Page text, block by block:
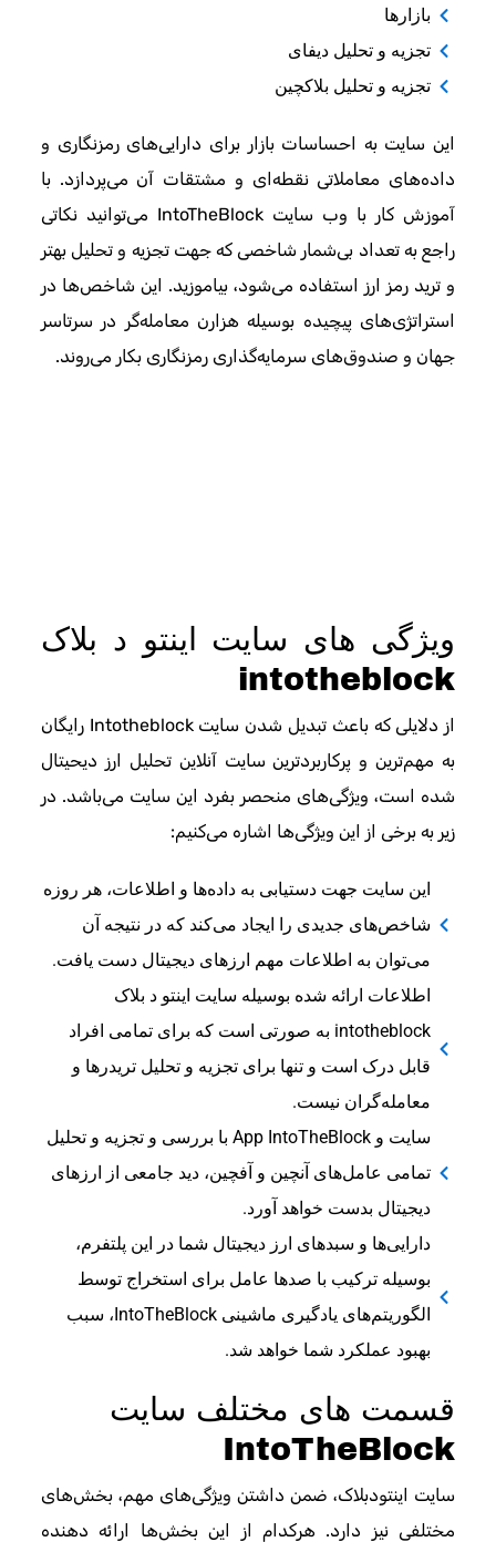
بازارها
تجزیه و تحلیل دیفای
تجزیه و تحلیل بلاکچین
این سایت به احساسات بازار برای دارایی‌های رمزنگاری و
داده‌های معاملاتی نقطه‌ای و مشتقات آن می‌پردازد. با
آموزش کار با وب سایت IntoTheBlock می‌توانید نکاتی
راجع به تعداد بی‌شمار شاخصی که جهت تجزیه و تحلیل بهتر
و ترید رمز ارز استفاده می‌شود، بیاموزید. این شاخص‌ها در
استراتژی‌های پیچیده بوسیله هزارن معامله‌گر در سرتاسر
جهان و صندوق‌های سرمایه‌گذاری رمزنگاری بکار می‌روند.
ویژگی های سایت اینتو د بلاک
intotheblock
از دلایلی که باعث تبدیل شدن سایت Intotheblock رایگان
به مهم‌ترین و پرکاربردترین سایت‌ آنلاین تحلیل ارز دیحیتال
شده است، ویژگی‌های منحصر بفرد این سایت می‌باشد. در
زیر به برخی از این ویژگی‌ها اشاره می‌کنیم:
این سایت جهت دستیابی به داده‌ها و اطلاعات، هر روزه
شاخص‌های جدیدی را ایجاد می‌کند که در نتیجه آن
می‌توان به اطلاعات مهم ارزهای دیجیتال دست یافت.
اطلاعات ارائه شده بوسیله سایت اینتو د بلاک
intotheblock به صورتی است که برای تمامی افراد
قابل درک است و تنها برای تجزیه و تحلیل تریدرها و
معامله‌گران نیست.
سایت و App IntoTheBlock با بررسی و تجزیه و تحلیل
تمامی عامل‌های آنچین و آفچین، دید جامعی از ارزهای
دیجیتال بدست خواهد آورد.
دارایی‌ها و سبدهای ارز دیجیتال شما در این پلتفرم،
بوسیله ترکیب با صدها عامل برای استخراج توسط
الگوریتم‌های یادگیری ماشینی IntoTheBlock، سبب
بهبود عملکرد شما خواهد شد.
قسمت های مختلف سایت
IntoTheBlock
سایت اینتودبلاک، ضمن داشتن ویژگی‌های مهم، بخش‌های
مختلفی نیز دارد. هرکدام از این بخش‌ها ارائه دهنده